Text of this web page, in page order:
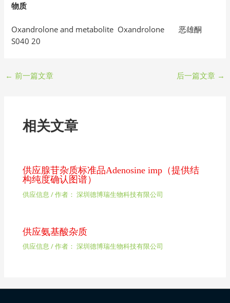
物质
Oxandrolone and metabolite Oxandrolone 恶雄酮
S040 20
← 前一篇文章 后一篇文章 →
相关文章
供应腺苷杂质标准品Adenosine imp（提供结
构纯度确认图谱）
供应信息 / 作者： 深圳德博瑞生物科技有限公司
供应氨基酸杂质
供应信息 / 作者： 深圳德博瑞生物科技有限公司